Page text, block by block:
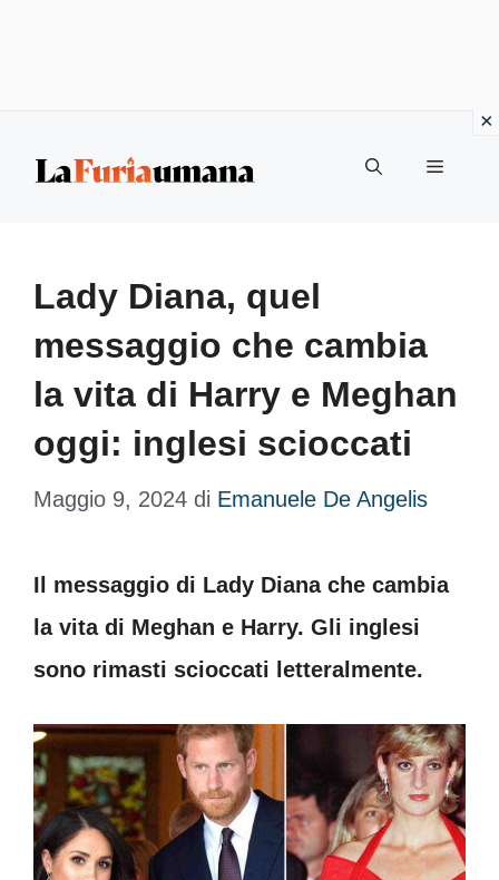
Menu
Lady Diana, quel
messaggio che cambia
la vita di Harry e Meghan
oggi: inglesi scioccati
Maggio 9, 2024 di Emanuele De Angelis
Il messaggio di Lady Diana che cambia
la vita di Meghan e Harry. Gli inglesi
sono rimasti scioccati letteralmente.